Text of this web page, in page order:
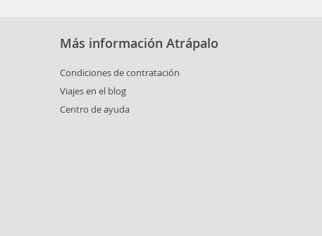
Más información Atrápalo
Condiciones de contratación
Viajes en el blog
Centro de ayuda